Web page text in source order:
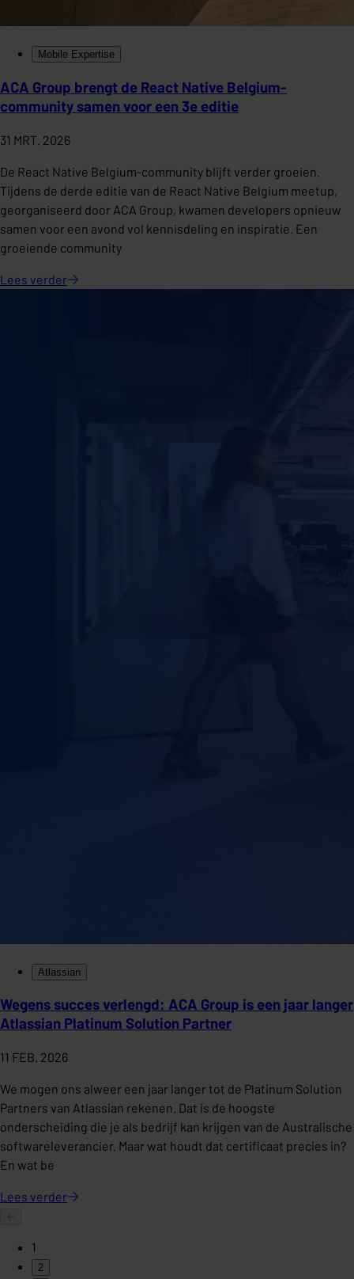
Mobile Expertise
ACA Group brengt de React Native Belgium-
community samen voor een 3e editie
31 MRT. 2026
De React Native Belgium-community blijft verder groeien.
Tijdens de derde editie van de React Native Belgium meetup,
georganiseerd door ACA Group, kwamen developers opnieuw
samen voor een avond vol kennisdeling en inspiratie. Een
groeiende community
Lees verder
Atlassian
Wegens succes verlengd: ACA Group is een jaar langer
Atlassian Platinum Solution Partner
11 FEB. 2026
We mogen ons alweer een jaar langer tot de Platinum Solution
Partners van Atlassian rekenen. Dat is de hoogste
onderscheiding die je als bedrijf kan krijgen van de Australische
softwareleverancier. Maar wat houdt dat certificaat precies in?
En wat be
Lees verder
1
2